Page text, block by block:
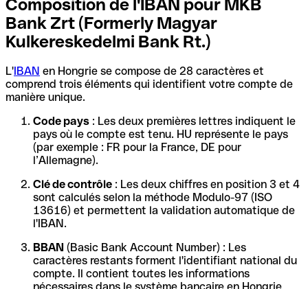
Composition de l'IBAN pour MKB
Bank Zrt (Formerly Magyar
Kulkereskedelmi Bank Rt.)
L'IBAN en Hongrie se compose de 28 caractères et
comprend trois éléments qui identifient votre compte de
manière unique.
Code pays : Les deux premières lettres indiquent le
pays où le compte est tenu. HU représente le pays
(par exemple : FR pour la France, DE pour
l’Allemagne).
Clé de contrôle : Les deux chiffres en position 3 et 4
sont calculés selon la méthode Modulo-97 (ISO
13616) et permettent la validation automatique de
l'IBAN.
BBAN (Basic Bank Account Number) : Les
caractères restants forment l'identifiant national du
compte. Il contient toutes les informations
nécessaires dans le système bancaire en Hongrie